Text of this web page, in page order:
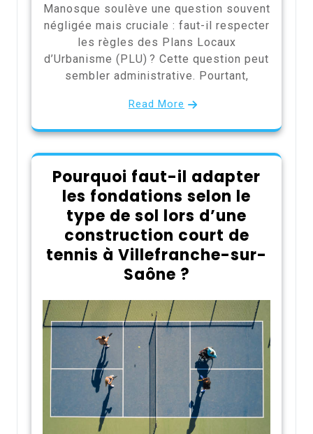
Manosque soulève une question souvent
négligée mais cruciale : faut-il respecter
les règles des Plans Locaux
d’Urbanisme (PLU) ? Cette question peut
sembler administrative. Pourtant,
Read More
Pourquoi faut-il adapter
les fondations selon le
type de sol lors d’une
construction court de
tennis à Villefranche-sur-
Saône ?